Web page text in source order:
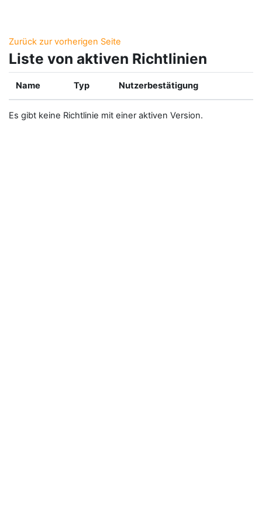
Zurück zur vorherigen Seite
Liste von aktiven Richtlinien
Name Typ Nutzerbestätigung
Es gibt keine Richtlinie mit einer aktiven Version.